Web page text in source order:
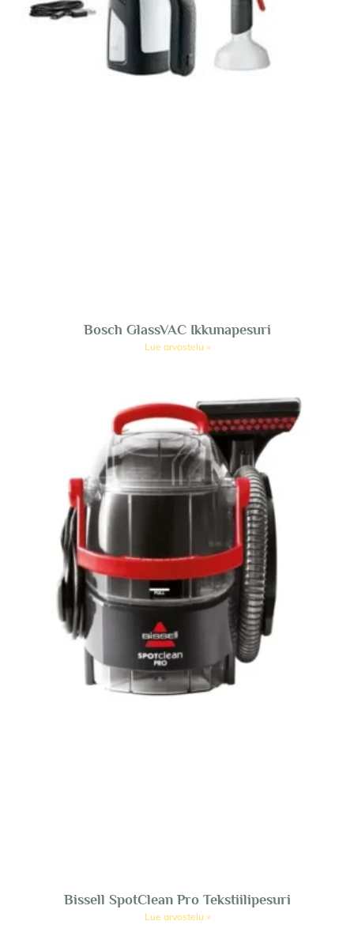
Bosch GlassVAC Ikkunapesuri
Lue arvostelu »
Bissell SpotClean Pro Tekstiilipesuri
Lue arvostelu »